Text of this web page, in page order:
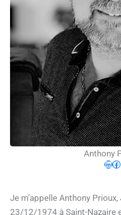
Anthony
LinkedIn Facebook
Je m’appelle Anthony
23/12/1974 à Saint-Nazaire